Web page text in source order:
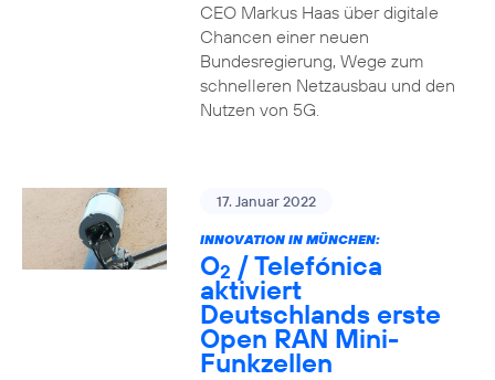
CEO Markus Haas über digitale
Chancen einer neuen
Bundesregierung, Wege zum
schnelleren Netzausbau und den
Nutzen von 5G.
17. Januar 2022
INNOVATION IN MÜNCHEN:
O2 / Telefónica
aktiviert
Deutschlands erste
Open RAN Mini-
Funkzellen